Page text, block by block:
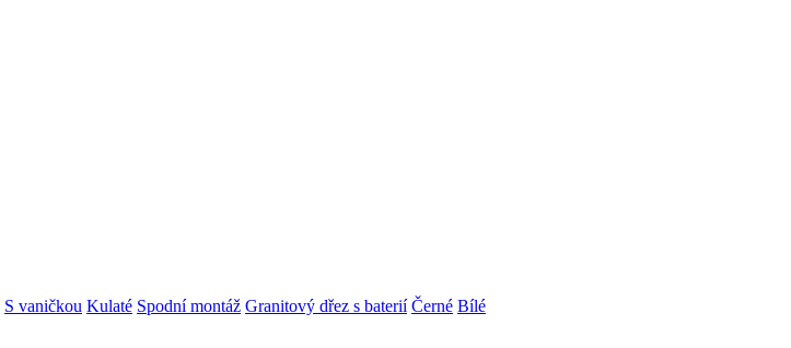
S vaničkou Kulaté Spodní montáž Granitový dřez s baterií Černé Bílé